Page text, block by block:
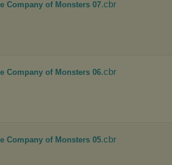
Company of Monsters 07.cbr
Company of Monsters 06.cbr
Company of Monsters 05.cbr